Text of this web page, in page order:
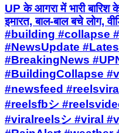
UP के आगरा में भारी बारिश
इमारत, बाल-बाल बचे लोग,
#building #collapse
#NewsUpdate
#BreakingNews
#BuildingCollapse
#newsfeed
#reelsfbシ
#viralreelsシ #viral